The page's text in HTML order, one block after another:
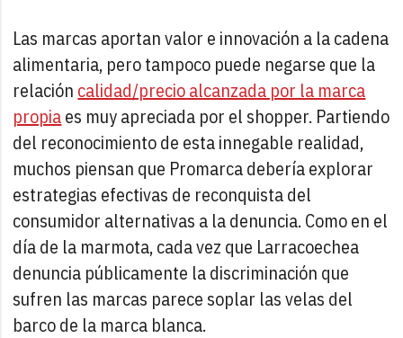
Las marcas aportan valor e innovación a la cadena
alimentaria, pero tampoco puede negarse que la
relación calidad/precio alcanzada por la marca
propiaes muy apreciada por el shopper. Partiendo
del reconocimiento de esta innegable realidad,
muchos piensan que Promarca debería explorar
estrategias efectivas de reconquista del
consumidor alternativas a la denuncia. Como en el
día de la marmota, cada vez que Larracoechea
denuncia públicamente la discriminación que
sufren las marcas parece soplar las velas del
barco de la marca blanca.